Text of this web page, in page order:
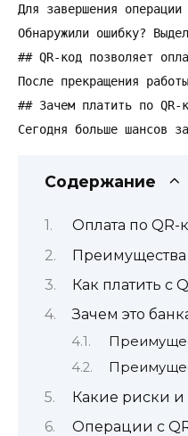
Для завершения
Обнаружили ошибку?
## QR-код позволяет
После прекращения
## Зачем платить по QR-
Сегодня больше шансов
Содержание
Оплата по QR-
Преимущества
Как платить с
Зачем это
Какие риски и
Операции с